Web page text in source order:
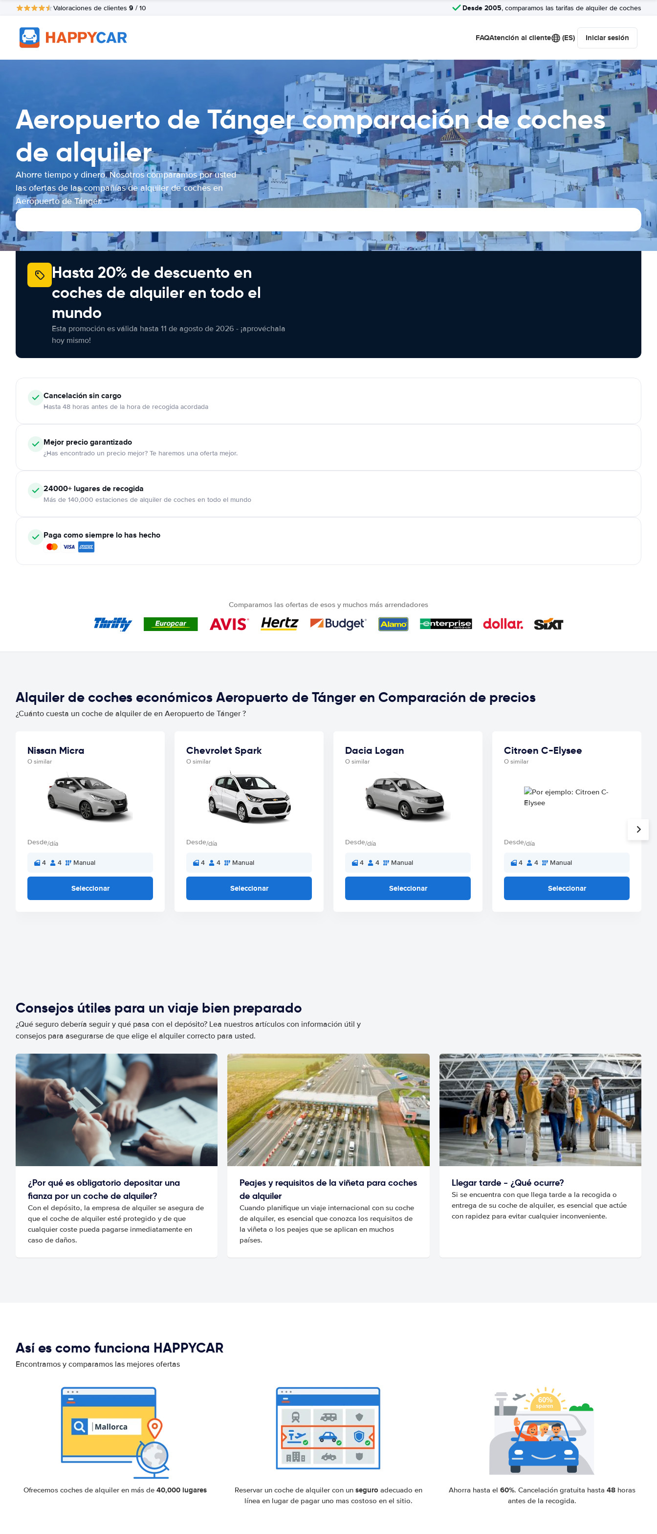
Valoraciones de clientes 9 / 10 Desde 2005, comparamos las tarifas de alquiler de coches
FAQAtención al cliente (ES) Iniciar sesión
Aeropuerto de Tánger comparación de coches
de alquiler
Ahorre tiempo y dinero. Nosotros comparamos por usted
las ofertas de las compañías de alquiler de coches en
Aeropuerto de Tánger.
Hasta 20% de descuento en
coches de alquiler en todo el
mundo
Esta promoción es válida hasta 11 de agosto de 2026 - ¡aprovéchala
hoy mismo!
Cancelaciónsin cargo
Hasta 48 horas antes de la hora de recogida acordada
Mejor precio garantizado
¿Has encontrado un precio mejor? Te haremos una oferta mejor.
24000+ lugares de recogida
Más de 140,000 estaciones de alquiler de coches en todo el mundo
Paga como siempre lo has hecho
Comparamos las ofertas de esos y muchos más arrendadores
Alquiler de coches económicos Aeropuerto de Tánger en Comparación de precios
¿Cuánto cuesta un coche de alquiler de en Aeropuerto de Tánger ?
Nissan Micra
O similar
Desde/día
4 4 Manual
Seleccionar
Chevrolet Spark
O similar
Desde/día
4 4 Manual
Seleccionar
Dacia Logan
O similar
Desde/día
4 4 Manual
Seleccionar
Citroen C-Elysee
O similar
Desde/día
4 4 Manual
Seleccionar
Consejos útiles para un viaje bien preparado
¿Qué seguro debería seguir y qué pasa con el depósito? Lea nuestros artículos con información útil y
consejos para asegurarse de que elige el alquiler correcto para usted.
¿Por qué es obligatorio depositar una
fianza por un coche de alquiler?
Con el depósito, la empresa de alquiler se asegura de
que el coche de alquiler esté protegido y de que
cualquier coste pueda pagarse inmediatamente en
caso de daños.
Peajes y requisitos de la viñeta para coches
de alquiler
Cuando planifique un viaje internacional con su coche
de alquiler, es esencial que conozca los requisitos de
la viñeta o los peajes que se aplican en muchos
países.
Llegar tarde - ¿Qué ocurre?
Si se encuentra con que llega tarde a la recogida o
entrega de su coche de alquiler, es esencial que actúe
con rapidez para evitar cualquier inconveniente.
Así es como funciona HAPPYCAR
Encontramos y comparamos las mejores ofertas
Ofrecemos coches de alquiler en más de 40,000 lugares Reservar un coche de alquiler con un seguro adecuado en
línea en lugar de pagar uno mas costoso en el sitio.
Ahorra hasta el 60%. Cancelación gratuita hasta 48horas
antes de la recogida.